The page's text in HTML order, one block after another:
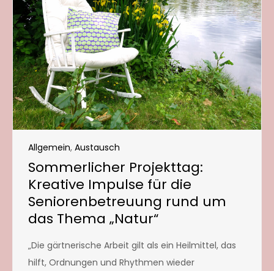
Allgemein, Austausch
Sommerlicher Projekttag:
Kreative Impulse für die
Seniorenbetreuung rund um
das Thema „Natur“
„Die gärtnerische Arbeit gilt als ein Heilmittel, das
hilft, Ordnungen und Rhythmen wieder